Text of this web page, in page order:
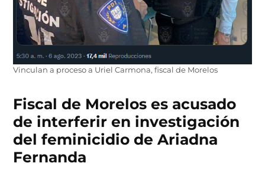
Vinculan a proceso a Uriel Carmona, fiscal de Morelos
Fiscal de Morelos es acusado
de interferir en investigación
del feminicidio de Ariadna
Fernanda